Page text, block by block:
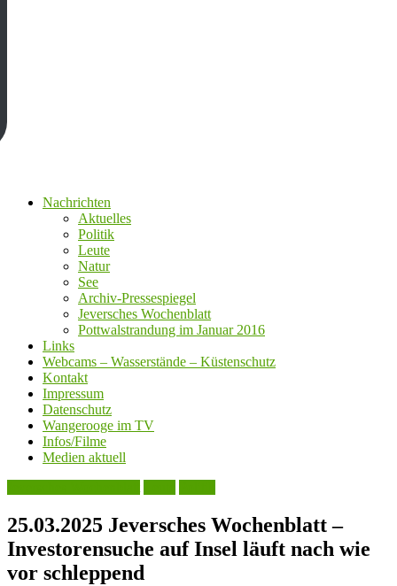
Nachrichten
Aktuelles
Politik
Leute
Natur
See
Archiv-Pressespiegel
Jeversches Wochenblatt
Pottwalstrandung im Januar 2016
Links
Webcams – Wasserstände – Küstenschutz
Kontakt
Impressum
Datenschutz
Wangerooge im TV
Infos/Filme
Medien aktuell
25.03.2025 Jeversches Wochenblatt –
Investorensuche auf Insel läuft nach wie
vor schleppend